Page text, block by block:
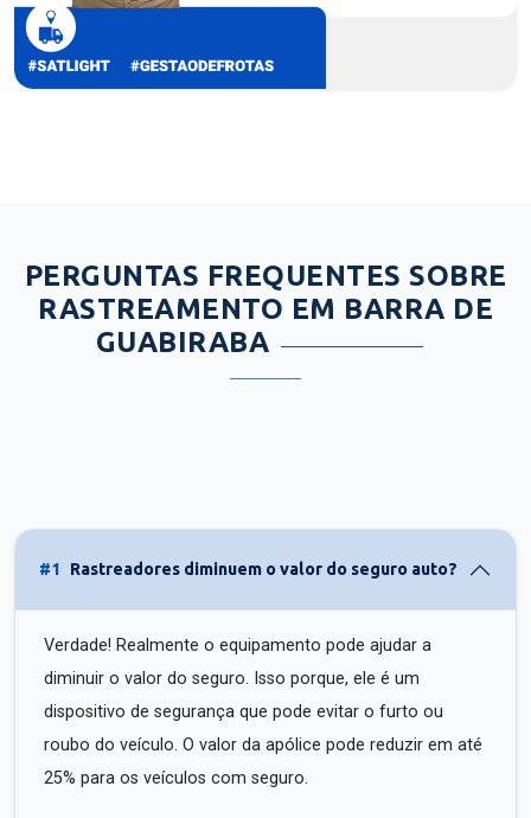
PERGUNTAS FREQUENTES SOBRE
RASTREAMENTO EM BARRA DE
GUABIRABA
#1 Rastreadores diminuem o valor do seguro auto?
Verdade! Realmente o equipamento pode ajudar a
diminuir o valor do seguro. Isso porque, ele é um
dispositivo de segurança que pode evitar o furto ou
roubo do veículo. O valor da apólice pode reduzir em até
25% para os veículos com seguro.